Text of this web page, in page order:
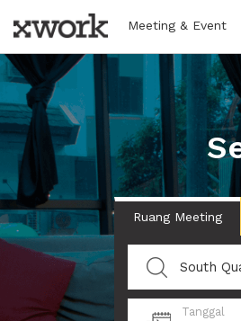
Meeting & Event
Ruang Meeting
Tanggal